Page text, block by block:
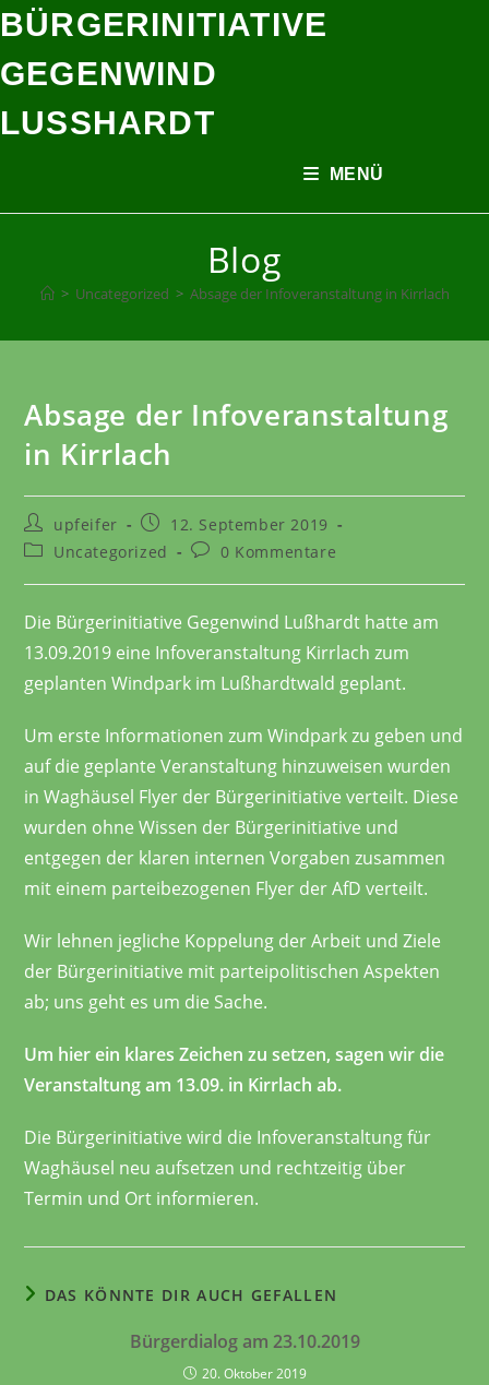
BÜRGERINITIATIVE
GEGENWIND
LUSSHARDT
MENÜ
Blog
> Uncategorized > Absage der Infoveranstaltung in Kirrlach
Absage der Infoveranstaltung
in Kirrlach
upfeifer
12. September 2019
Uncategorized
0 Kommentare
Die Bürgerinitiative Gegenwind Lußhardt hatte am
13.09.2019 eine Infoveranstaltung Kirrlach zum
geplanten Windpark im Lußhardtwald geplant.
Um erste Informationen zum Windpark zu geben und
auf die geplante Veranstaltung hinzuweisen wurden
in Waghäusel Flyer der Bürgerinitiative verteilt. Diese
wurden ohne Wissen der Bürgerinitiative und
entgegen der klaren internen Vorgaben zusammen
mit einem parteibezogenen Flyer der AfD verteilt.
Wir lehnen jegliche Koppelung der Arbeit und Ziele
der Bürgerinitiative mit parteipolitischen Aspekten
ab; uns geht es um die Sache.
Um hier ein klares Zeichen zu setzen, sagen wir die
Veranstaltung am 13.09. in Kirrlach ab.
Die Bürgerinitiative wird die Infoveranstaltung für
Waghäusel neu aufsetzen und rechtzeitig über
Termin und Ort informieren.
DAS KÖNNTE DIR AUCH GEFALLEN
Bürgerdialog am 23.10.2019
20. Oktober 2019